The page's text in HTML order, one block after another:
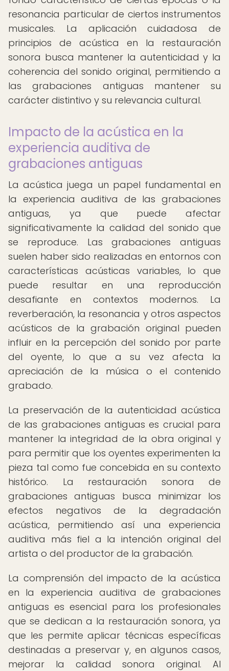
resonancia particular de ciertos instrumentos
musicales. La aplicación cuidadosa de
principios de acústica en la restauración
sonora busca mantener la autenticidad y la
coherencia del sonido original, permitiendo a
las grabaciones antiguas mantener su
carácter distintivo y su relevancia cultural.
Impacto de la acústica en la
experiencia auditiva de
grabaciones antiguas
La acústica juega un papel fundamental en
la experiencia auditiva de las grabaciones
antiguas, ya que puede afectar
significativamente la calidad del sonido que
se reproduce. Las grabaciones antiguas
suelen haber sido realizadas en entornos con
características acústicas variables, lo que
puede resultar en una reproducción
desafiante en contextos modernos. La
reverberación, la resonancia y otros aspectos
acústicos de la grabación original pueden
influir en la percepción del sonido por parte
del oyente, lo que a su vez afecta la
apreciación de la música o el contenido
grabado.
La preservación de la autenticidad acústica
de las grabaciones antiguas es crucial para
mantener la integridad de la obra original y
para permitir que los oyentes experimenten la
pieza tal como fue concebida en su contexto
histórico. La restauración sonora de
grabaciones antiguas busca minimizar los
efectos negativos de la degradación
acústica, permitiendo así una experiencia
auditiva más fiel a la intención original del
artista o del productor de la grabación.
La comprensión del impacto de la acústica
en la experiencia auditiva de grabaciones
antiguas es esencial para los profesionales
que se dedican a la restauración sonora, ya
que les permite aplicar técnicas específicas
destinadas a preservar y, en algunos casos,
mejorar la calidad sonora original. Al